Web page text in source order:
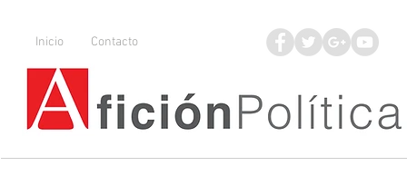
Inicio Contacto